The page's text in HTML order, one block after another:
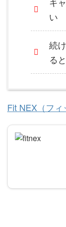
い
続
る
Fit NEX（フ